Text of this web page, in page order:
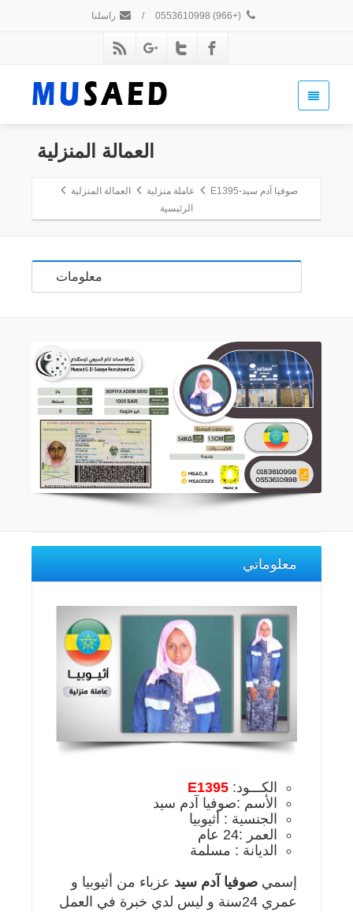
(+966) 0553610998
/ راسلنا
العمالة المنزلية
صوفيا آدم سيد-E1395 عاملة منزلية
العمالة المنزلية
الرئيسية
معلومات
معلوماتي
الكـــود: E1395
الأسم :صوفيا آدم سيد
الجنسية : أثيوبيا
العمر :24 عام
الديانة : مسلمة
إسمي صوفيا آدم سيد عزباء من أثيوبيا و
عمري 24سنة و ليس لدي خبرة في العمل